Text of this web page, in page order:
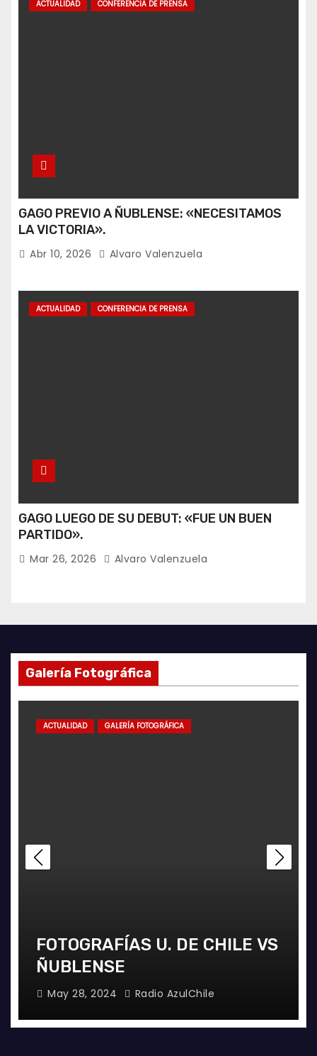
ACTUALIDAD CONFERENCIA DE PRENSA
GAGO PREVIO A ÑUBLENSE: «NECESITAMOS
LA VICTORIA».
Abr 10, 2026 Alvaro Valenzuela
ACTUALIDAD CONFERENCIA DE PRENSA
GAGO LUEGO DE SU DEBUT: «FUE UN BUEN
PARTIDO».
Mar 26, 2026 Alvaro Valenzuela
Galería Fotográfica
ACTUALIDAD GALERÍA FOTOGRÁFICA
FOTOGRAFÍAS U. DE CHILE VS
ÑUBLENSE
May 28, 2024 Radio AzulChile